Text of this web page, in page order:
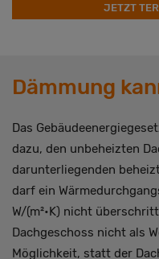
JETZT
Dämmung
Das
dazu, den unbeheizten
darunterliegenden
darf ein
W/(m²•K) nicht
Dachgeschoss nicht als
Möglichkeit, statt der